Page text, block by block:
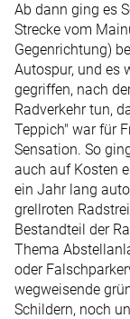
Ab dann ging es
Strecke vom
Gegenrichtung)
Autospur, und es
gegriffen, nach
Radverkehr tun,
Teppich" war für
Sensation. So
auch auf Kosten
ein Jahr lang
grellroten
Bestandteil der
Thema
oder
wegweisende
Schildern, noch